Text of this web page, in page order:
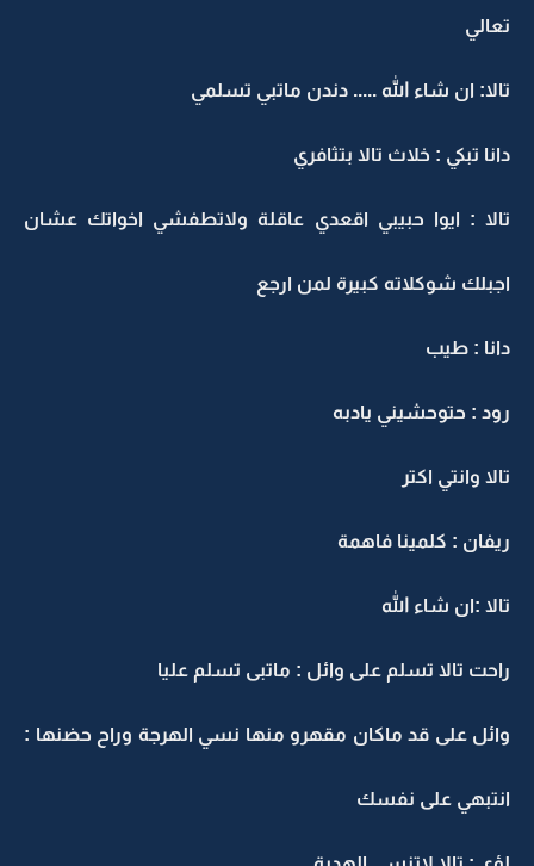
تعالي
تالا: ان شاء الله ..... دندن ماتبي تسلمي
دانا تبكي : خلاث تالا بتثافري
تالا : ايوا حبيبي اقعدي عاقلة ولاتطفشي اخواتك عشان
اجبلك شوكلاته كبيرة لمن ارجع
دانا : طيب
رود : حتوحشيني يادبه
تالا وانتي اكتر
ريفان : كلمينا فاهمة
تالا :ان شاء الله
راحت تالا تسلم على وائل : ماتبى تسلم عليا
وائل على قد ماكان مقهرو منها نسي الهرجة وراح حضنها :
انتبهي على نفسك